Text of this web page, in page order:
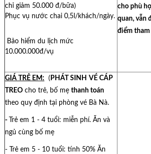
chỉ giảm 50.000 đ/bữa)
Phục vụ nước chai 0,5l/khách/ngày.
Bảo hiểm du lịch mức
10.000.000đ/vụ
cho phù
quan, vẫn
điểm tham
GIÁ TRẺ EM: ( PHÁT SINH VÉ CÁP
TREOcho trẻ, bố mẹ thanh toán
theo quy định tại phòng vé Bà Nà.
-
Trẻ em 1 - 4 tuổi: miễn phí. Ăn và
ngủ cùng bố mẹ
- Trẻ em 5 - 10 tuổi: tính 50% Ăn